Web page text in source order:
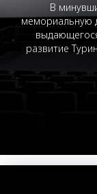
В
мемориальную
развитие